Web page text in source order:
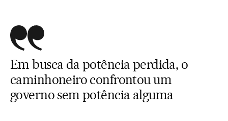
Em busca da potência perdida, o
caminhoneiro confrontou um
governo sem potência alguma